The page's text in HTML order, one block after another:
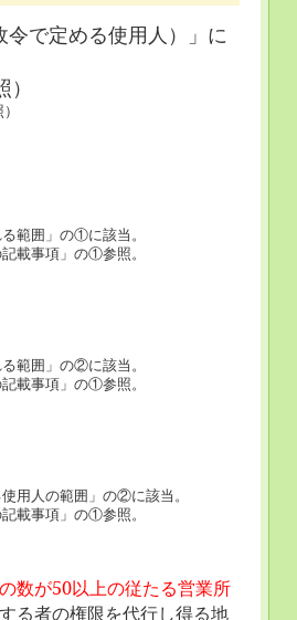
令で定める使用人）」に
範囲」の①に該当。
載事項」の①参照。
範囲」の②に該当。
載事項」の①参照。
用人の範囲」の②に該当。
載事項」の①参照。
数が50以上の従たる営業所
る者の権限を代行し得る地